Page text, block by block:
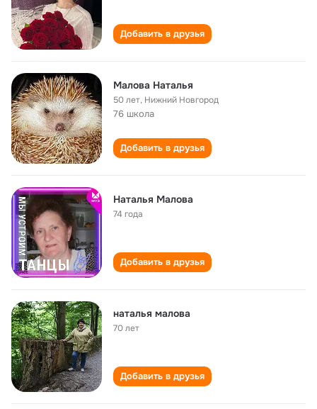
Добавить в друзья
Малова Наталья
50 лет, Нижний Новгород
76 школа
Добавить в друзья
Наталья Малова
74 года
Добавить в друзья
наталья малова
70 лет
Добавить в друзья